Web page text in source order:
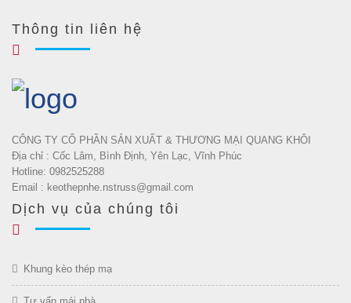
Thông tin liên hệ
CÔNG TY CỔ PHẦN SẢN XUẤT & THƯƠNG MẠI QUANG KHÔI
Địa chỉ : Cốc Lâm, Bình Định, Yên Lạc, Vĩnh Phúc
Hotline: 0982525288
Email : keothepnhe.nstruss@gmail.com
Dịch vụ của chúng tôi
Khung kèo thép mạ